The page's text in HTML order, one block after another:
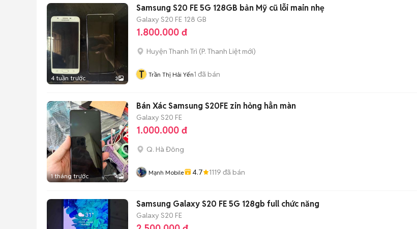
4 tuần trước 3
Samsung S20 FE 5G 128GB bản Mỹ cũ lỗi main nhẹ
Galaxy S20 FE 128 GB
1.800.000 đ
Huyện Thanh Trì (P. Thanh Liệt mới)
T Trần Thị Hải Yến1 đã bán
1 tháng trước 4
Bán Xác Samsung S20FE zin hỏng hẳn màn
Galaxy S20 FE
1.000.000 đ
Q. Hà Đông
Mạnh Mobile 4.7 1119 đã bán
Samsung Galaxy S20 FE 5G 128gb full chức năng
Galaxy S20 FE